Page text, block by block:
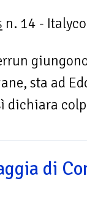
n. 14 -
sta ad
dichiara
di